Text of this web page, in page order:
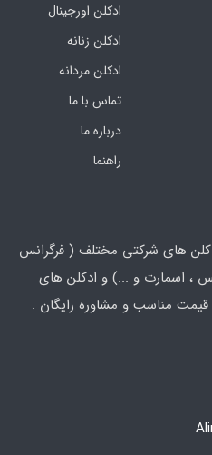
ادکلن اورجینال
ادکلن زنانه
ادکلن مردانه
تماس با ما
درباره ما
راهنما
های شرکتی مختلف ( فرگرانس
، اسمارت و ...) و ادکلن های
مناسب و مشاوره رایگان .